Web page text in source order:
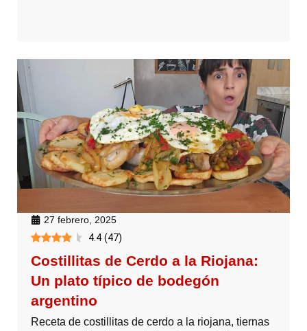
27 febrero, 2025
4.4 (47)
Costillitas de Cerdo a la Riojana:
Un plato típico de bodegón
argentino
Receta de costillitas de cerdo a la riojana, tiernas